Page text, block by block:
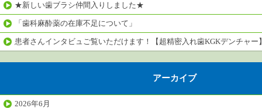
★新しい歯ブラシ仲間入りしました★
「歯科麻酔薬の在庫不足について」
患者さんインタビュご覧いただけます！【超精密入れ歯KGKデンチャー
アーカイブ
2026年6月